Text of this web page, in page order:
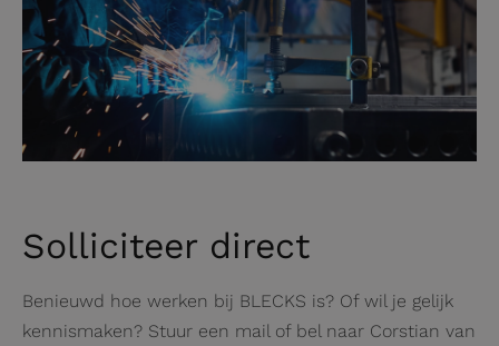
Solliciteer direct
Benieuwd hoe werken bij BLECKS is? Of wil je gelijk
kennismaken? Stuur een mail of bel naar Corstian van